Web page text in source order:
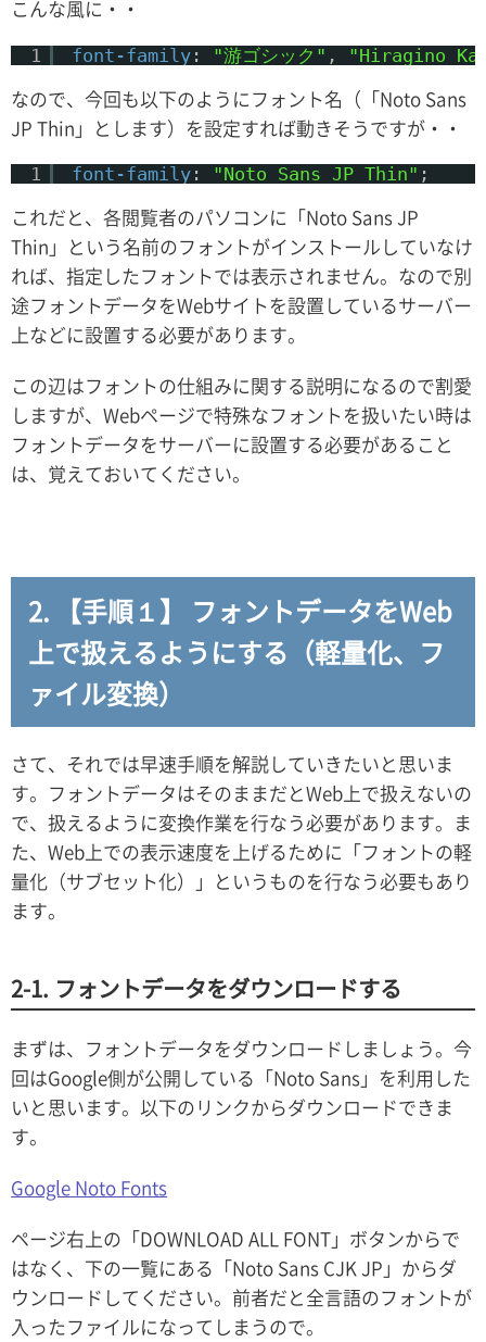
こんな風に・・
1 font-family : "游ゴシック" , "Hiragino
なので、今回も以下のようにフォント名（「Noto Sans
JP Thin」とします）を設定すれば動きそうですが・・
1 font-family : "Noto Sans JP Thin" ;
これだと、各閲覧者のパソコンに「Noto Sans JP
Thin」という名前のフォントがインストールしていなけ
れば、指定したフォントでは表示されません。なので別
途フォントデータをWebサイトを設置しているサーバー
上などに設置する必要があります。
この辺はフォントの仕組みに関する説明になるので割愛
しますが、Webページで特殊なフォントを扱いたい時は
フォントデータをサーバーに設置する必要があること
は、覚えておいてください。
2. 【手順１】 フォントデータをWeb
上で扱えるようにする（軽量化、フ
ァイル変換）
さて、それでは早速手順を解説していきたいと思いま
す。フォントデータはそのままだとWeb上で扱えないの
で、扱えるように変換作業を行なう必要があります。ま
た、Web上での表示速度を上げるために「フォントの軽
量化（サブセット化）」というものを行なう必要もあり
ます。
2-1. フォントデータをダウンロードする
まずは、フォントデータをダウンロードしましょう。今
回はGoogle側が公開している「Noto Sans」を利用した
いと思います。以下のリンクからダウンロードできま
す。
Google Noto Fonts
ページ右上の「DOWNLOAD ALL FONT」ボタンからで
はなく、下の一覧にある「Noto Sans CJK JP」からダ
ウンロードしてください。前者だと全言語のフォントが
入ったファイルになってしまうので。